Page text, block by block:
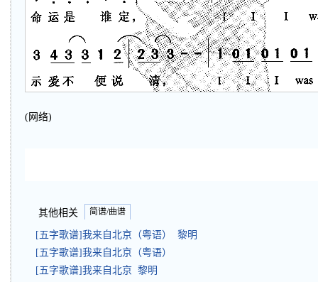
(网络)
其他相关 简谱/曲谱
[五字歌谱]我来自北京（粤语） 黎明
[五字歌谱]我来自北京（粤语）
[五字歌谱]我来自北京 黎明